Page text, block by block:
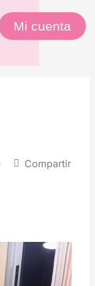
Mi cuenta
Compartir